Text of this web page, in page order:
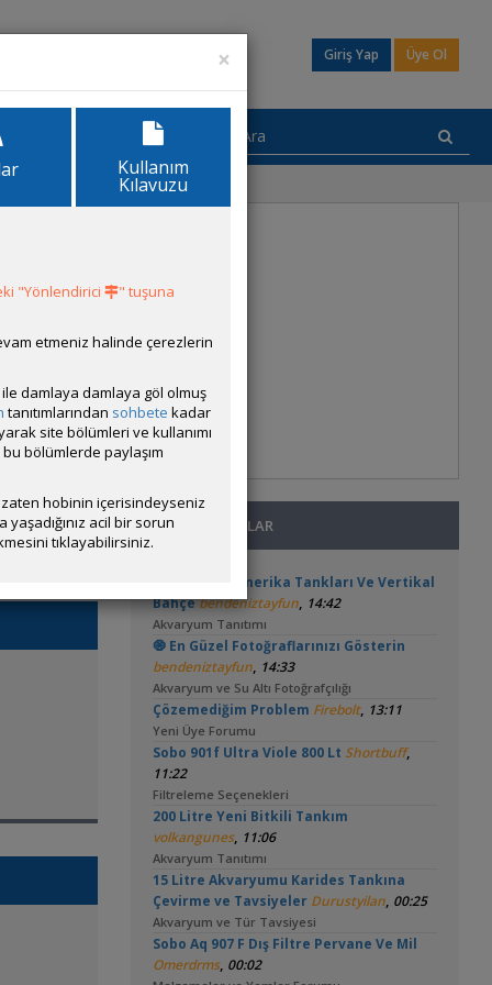
Giriş Yap Üye Ol
SON MESAJLAR
3in1 Güney Amerika Tankları Ve Vertikal
Bahçebendeniztayfun, 14:42
Akvaryum Tanıtımı
🧿 En Güzel Fotoğraflarınızı Gösterin
bendeniztayfun, 14:33
Akvaryum ve Su Altı Fotoğrafçılığı
Çözemediğim Problem Firebolt, 13:11
Yeni Üye Forumu
Sobo 901f Ultra Viole 800 Lt Shortbuff,
11:22
Filtreleme Seçenekleri
200 Litre Yeni Bitkili Tankım
volkangunes, 11:06
Akvaryum Tanıtımı
15 Litre Akvaryumu Karides Tankına
Çevirme ve Tavsiyeler Durustyilan, 00:25
Akvaryum ve Tür Tavsiyesi
Sobo Aq 907 F Dış Filtre Pervane Ve Mil
Omerdrms, 00:02
×
Kullanım
Kılavuzu
"Yönlendirici
" tuşuna
etmeniz halinde çerezlerin
ile damlaya damlaya göl olmuş
tanıtımlarından sohbete kadar
site bölümleri ve kullanımı
bölümlerde paylaşım
hobinin içerisindeyseniz
acil bir sorun
tıklayabilirsiniz.